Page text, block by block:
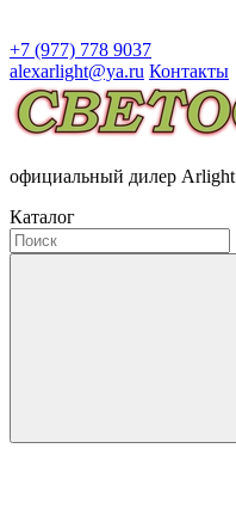
+7 (977) 778 9037
alexarlight@ya.ru Контакты
официальный дилер Arlight
Каталог